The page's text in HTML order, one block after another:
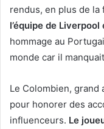
rendus, en plus de la
l’équipe de
hommage au
monde car il
Le Colombien, grand
pour honorer des
influenceurs. Le